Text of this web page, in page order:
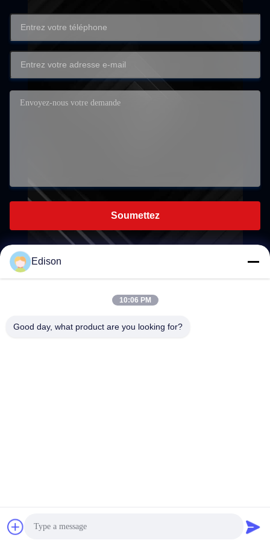
Obtenez Le Meilleur Prix
Soumettez
district de Jiulongpo, Chongqing
Dingneng (China) building materials Co., Ltd
Edison
10:06 PM
Good day, what product are you looking for?